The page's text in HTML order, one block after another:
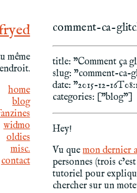
même
endroit.
home
blog
widmo
oldies
misc.
contact
comment-ca-
title: "Comment ça
slug: "comment-ca-
date: "2015-12-
categories: ["blog"]
Hey!
Vu quemon dernier
personnes (trois
tutoriel pour
chercher sur un